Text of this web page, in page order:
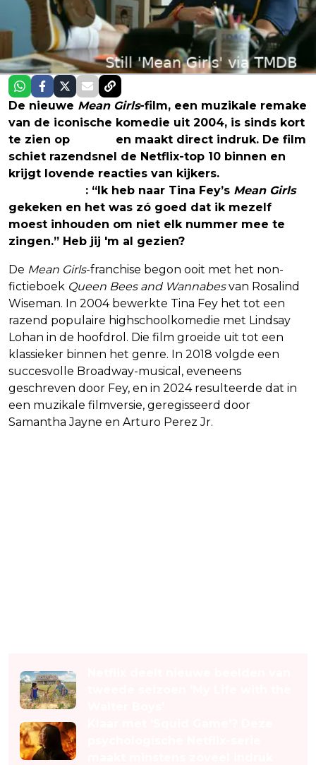
De nieuwe Mean Girls-film, een muzikale remake
van de iconische komedie uit 2004, is sinds kort
te zien op
en maakt direct indruk. De film
schiet razendsnel de Netflix-top 10 binnen en
krijgt lovende reacties van kijkers.
: “Ik heb naar Tina Fey’s Mean Girls
gekeken en het was zó goed dat ik mezelf
moest inhouden om niet elk nummer mee te
zingen.” Heb jij 'm al gezien?
De Mean Girls-franchise begon ooit met het non-
fictieboek Queen Bees and Wannabesvan Rosalind
Wiseman. In 2004 bewerkte Tina Fey het tot een
razend populaire highschoolkomedie met Lindsay
Lohan in de hoofdrol. Die film groeide uit tot een
klassieker binnen het genre. In 2018 volgde een
succesvolle Broadway-musical, eveneens
geschreven door Fey, en in 2024 resulteerde dat in
een muzikale filmversie, geregisseerd door
Samantha Jayne en Arturo Perez Jr.